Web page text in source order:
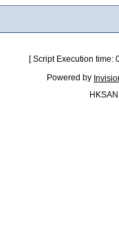
[ Script Execution
Powered by